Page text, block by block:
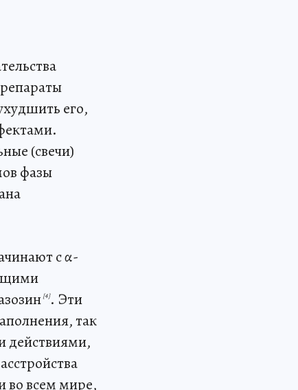
его,
(свечи)
фазы
с α-
[4]. Эти
так
действиями,
во всем мире,